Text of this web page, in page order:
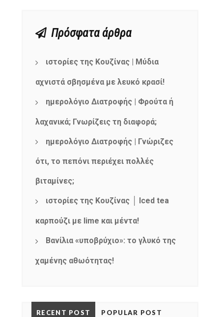
Πρόσφατα άρθρα
ιστορίες της Κουζίνας | Μύδια
αχνιστά σβησμένα με λευκό κρασί!
ημερολόγιο Διατροφής | Φρούτα ή
λαχανικά; Γνωρίζεις τη διαφορά;
ημερολόγιο Διατροφής | Γνώριζες
ότι, το πεπόνι περιέχει πολλές
βιταμίνες;
ιστορίες της Κουζίνας │ Iced tea
καρπούζι με lime και μέντα!
Βανίλια «υποβρύχιο»: το γλυκό της
χαμένης αθωότητας!
RECENT POST POPULAR POST
NEWSLETTER
Get ti
your favorite
products